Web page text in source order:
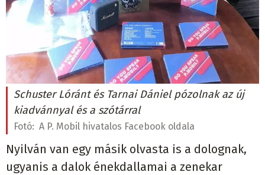
Schuster Lóránt és Tarnai Dániel pózolnak az új
kiadvánnyal és a szótárral
Fotó: A P. Mobil hivatalos Facebook oldala
Nyilván van egy másik olvasta is a dolognak,
ugyanis a dalok énekdallamai a zenekar